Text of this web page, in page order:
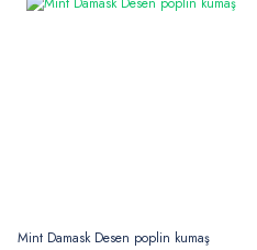
Mint Damask Desen poplin kumaş